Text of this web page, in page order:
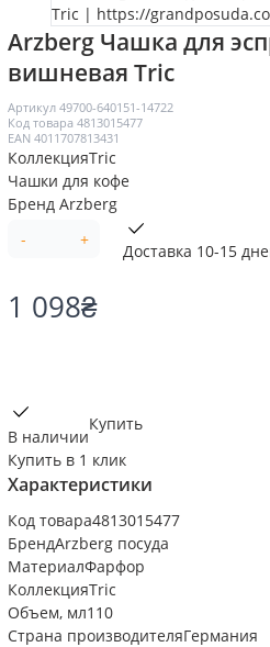
Arzberg Чашка для
вишневая Tric
Артикул 49700-640151-14722
Код товара 4813015477
EAN 4011707813431
КоллекцияTric
Чашки для кофе
Бренд Arzberg
-
+
Доставка 10-15
1 098₴
В наличии
Купить
Купить в 1 клик
Характеристики
Код товара4813015477
БрендArzberg посуда
МатериалФарфор
КоллекцияTric
Объем, мл110
Страна производителяГермания